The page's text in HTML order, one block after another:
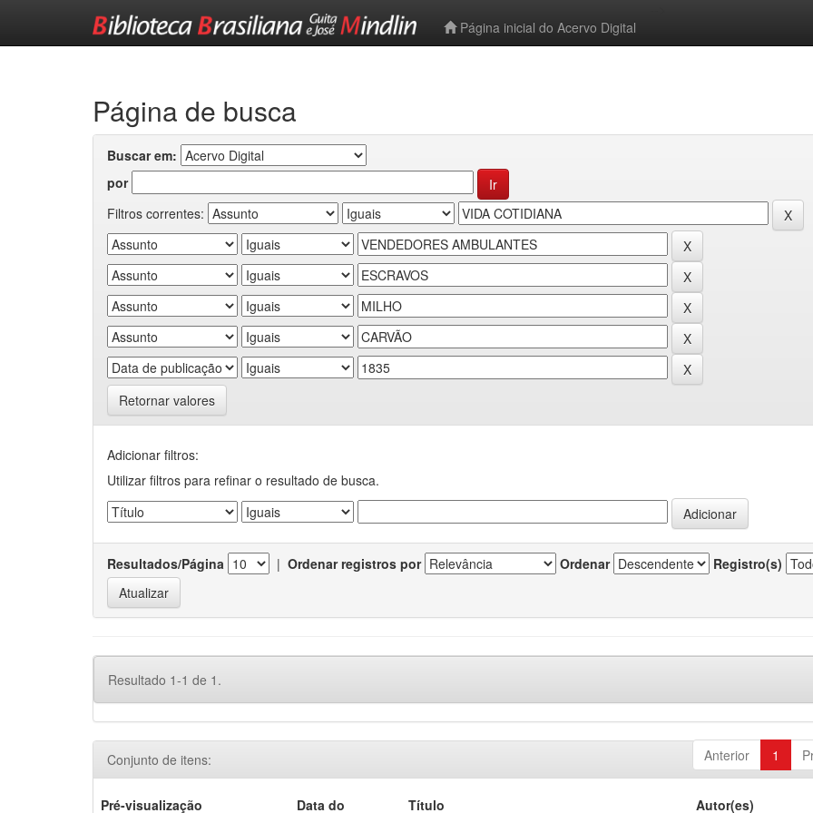
Página inicial do Acervo Digital
Página de busca
Buscar em:
por
Filtros correntes:
Retornar valores
Adicionar filtros:
Utilizar filtros para refinar o resultado de busca.
Resultados/Página | Ordenar registros por Ordenar Registro(s)
Resultado 1-1 de 1.
Anterior 1
Conjunto de itens:
Pré-visualização Data do Título Autor(es)